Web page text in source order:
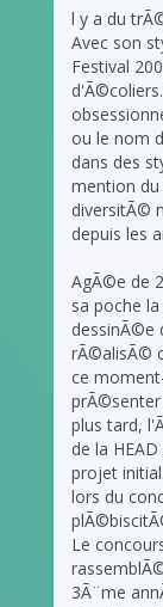
l y a du
Avec son
Festival
ou le nom
dans des
mention
diversitÃ©
depuis les
AgÃ©e de
sa poche
dessinÃ©e
rÃ©alisÃ©
ce
plus tard,
de la
projet
lors du
Le
3Ã¨me